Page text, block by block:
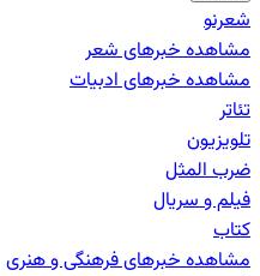
شعرنو
مشاهده خبرهایشعر
مشاهده خبرهایادبیات
تئاتر
تلویزیون
ضرب المثل
فیلم و سریال
کتاب
مشاهده خبرهایفرهنگی و هنری